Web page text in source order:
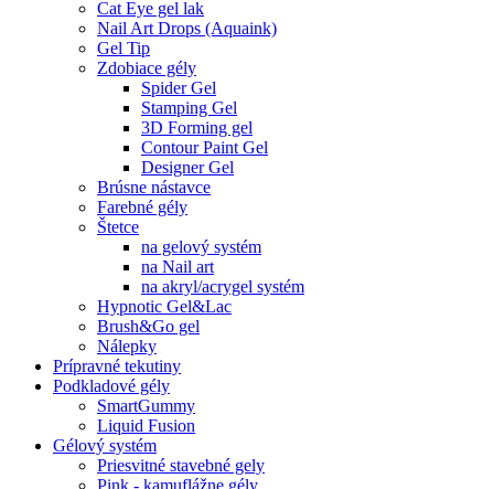
Cat Eye gel lak
Nail Art Drops (Aquaink)
Gel Tip
Zdobiace gély
Spider Gel
Stamping Gel
3D Forming gel
Contour Paint Gel
Designer Gel
Brúsne nástavce
Farebné gély
Štetce
na gelový systém
na Nail art
na akryl/acrygel systém
Hypnotic Gel&Lac
Brush&Go gel
Nálepky
Prípravné tekutiny
Podkladové gély
SmartGummy
Liquid Fusion
Gélový systém
Priesvitné stavebné gely
Pink - kamuflážne gély